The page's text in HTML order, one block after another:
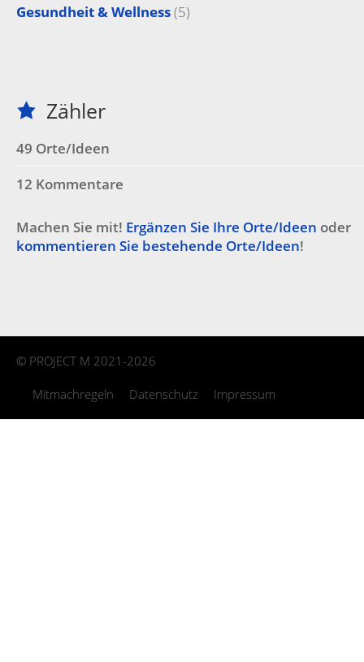
Gesundheit & Wellness(5)
Zähler
49 Orte/Ideen
12 Kommentare
Machen Sie mit! Ergänzen Sie Ihre Orte/Ideen oder
kommentieren Sie bestehende Orte/Ideen!
© PROJECT M 2021-2026
Mitmachregeln Datenschutz Impressum